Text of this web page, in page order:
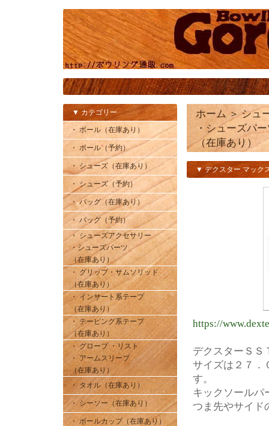
▼ カテゴリー
・ ボール（在庫あり）
・ ボール（予約）
・ シューズ（在庫あり）
・ シューズ（予約）
・ バッグ（在庫あり）
・ バッグ（予約）
・ シューズアクセサリー
・シューズパーツ
（在庫あり）
・ グリップ・サムソリッド
（在庫あり）
・ インサート系テープ
（在庫あり）
・ テーピング系テープ
（在庫あり）
・ グローブ ・リスト
・ アームスリーブ
（在庫あり）
・ タオル（在庫あり）
・ シーソー（在庫あり）
・ ボールカップ（在庫あり）
ホーム ＞ シュ
・シューズパ
（在庫あり）
▼ デクスター マック
https://
デクスターＳＳ
サイズは２７．
す。
キックソールパ
つま先やサイド